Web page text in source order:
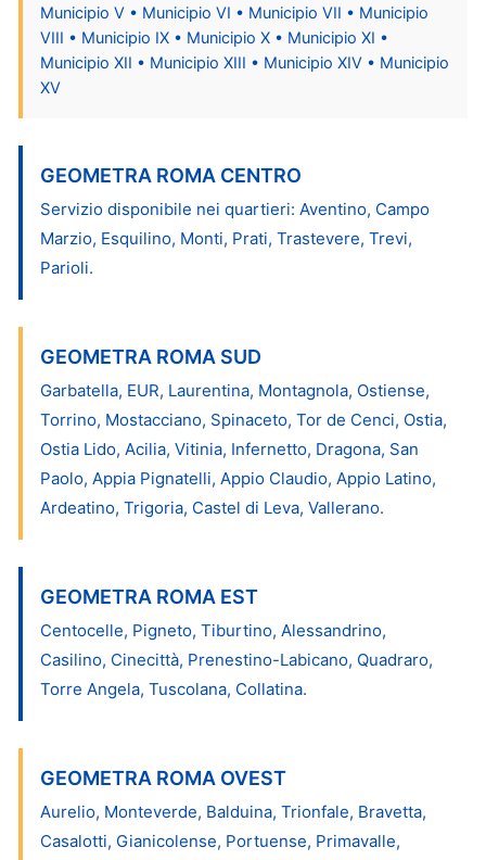
Municipio V • Municipio VI • Municipio VII • Municipio
VIII • Municipio IX • Municipio X • Municipio XI •
Municipio XII • Municipio XIII • Municipio XIV • Municipio
XV
GEOMETRA ROMA CENTRO
Servizio disponibile nei quartieri: Aventino, Campo
Marzio, Esquilino, Monti, Prati, Trastevere, Trevi,
Parioli.
GEOMETRA ROMA SUD
Garbatella, EUR, Laurentina, Montagnola, Ostiense,
Torrino, Mostacciano, Spinaceto, Tor de Cenci, Ostia,
Ostia Lido, Acilia, Vitinia, Infernetto, Dragona, San
Paolo, Appia Pignatelli, Appio Claudio, Appio Latino,
Ardeatino, Trigoria, Castel di Leva, Vallerano.
GEOMETRA ROMA EST
Centocelle, Pigneto, Tiburtino, Alessandrino,
Casilino, Cinecittà, Prenestino-Labicano, Quadraro,
Torre Angela, Tuscolana, Collatina.
GEOMETRA ROMA OVEST
Aurelio, Monteverde, Balduina, Trionfale, Bravetta,
Casalotti, Gianicolense, Portuense, Primavalle,